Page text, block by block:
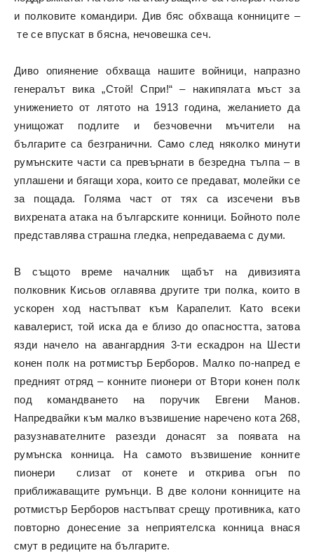
и полковите командири. Див бяс обхваща конниците –
те се впускат в бясна, нечовешка сеч.
Диво опиянение обхваща нашите войници, напразно
генералът вика „Стой! Спри!“ – накипялата мъст за
унижението от лятото на 1913 година, желанието да
унищожат подлите и безчовечни мъчители на
българите са безгранични. Само след няколко минути
румънските части са превърнати в безредна тълпа – в
уплашени и бягащи хора, които се предават, молейки се
за пощада. Голяма част от тях са изсечени във
вихрената атака на българските конници. Бойното поле
представлява страшна гледка, непредаваема с думи.
В същото време началник щабът на дивизията
полковник Кисьов оглавява другите три полка, които в
ускорен ход настъпват към Карапелит. Като всеки
кавалерист, той иска да е близо до опасността, затова
язди начело на авангардния 3-ти ескадрон на Шести
конен полк на ротмистър Берборов. Малко по-напред е
предният отряд – конните пионери от Втори конен полк
под командването на поручик Евгени Манов.
Напредвайки към малко възвишение наречено кота 268,
разузнавателните разезди донасят за появата на
румънска конница. На самото възвишение конните
пионери слизат от конете и открива огън по
приближаващите румънци. В две колони конниците на
ротмистър Берборов настъпват срещу противника, като
повторно донесение за неприятелска конница внася
смут в редиците на българите.